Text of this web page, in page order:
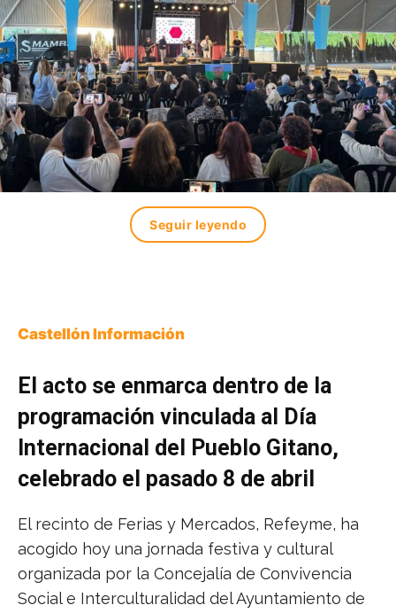
Seguir leyendo
Castellón Información
El acto se enmarca dentro de la
programación vinculada al Día
Internacional del Pueblo Gitano,
celebrado el pasado 8 de abril
El recinto de Ferias y Mercados, Refeyme, ha
acogido hoy una jornada festiva y cultural
organizada por la Concejalía de Convivencia
Social e Interculturalidad del Ayuntamiento de